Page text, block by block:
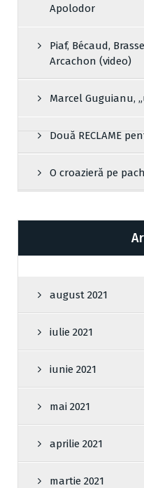
Apolodor
Piaf, Bécaud,
Arcachon (video)
Marcel Guguianu,
Două RECLAME
O croazieră pe
august 2021
iulie 2021
iunie 2021
mai 2021
aprilie 2021
martie 2021